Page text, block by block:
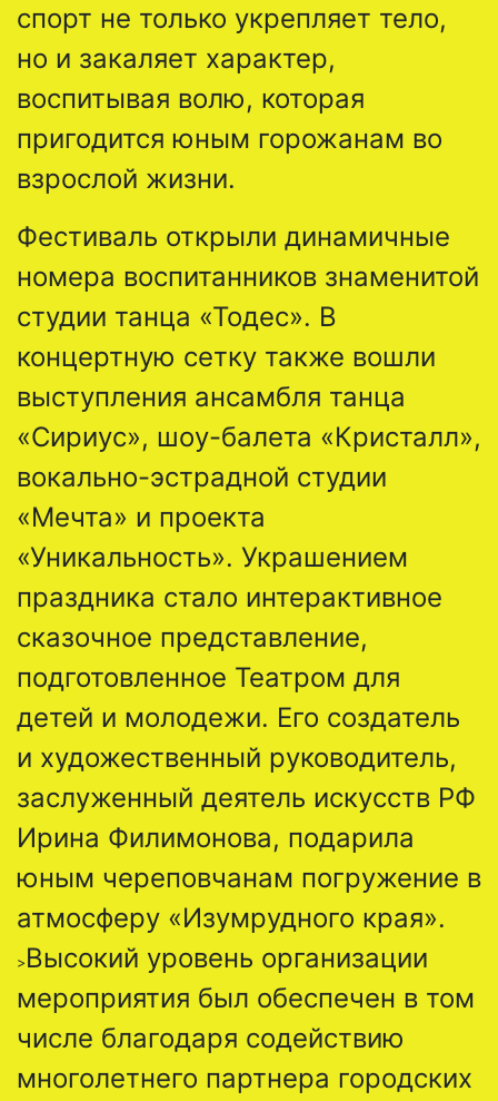
спорт не только укрепляет тело,
но и закаляет характер,
воспитывая волю, которая
пригодится юным горожанам во
взрослой жизни.
Фестиваль открыли динамичные
номера воспитанников знаменитой
студии танца «Тодес». В
концертную сетку также вошли
выступления ансамбля танца
«Сириус», шоу-балета «Кристалл»,
вокально-эстрадной студии
«Мечта» и проекта
«Уникальность». Украшением
праздника стало интерактивное
сказочное представление,
подготовленное Театром для
детей и молодежи. Его создатель
и художественный руководитель,
заслуженный деятель искусств РФ
Ирина Филимонова, подарила
юным череповчанам погружение в
атмосферу «Изумрудного края».
> Высокий уровень организации
мероприятия был обеспечен в том
числе благодаря содействию
многолетнего партнера городских